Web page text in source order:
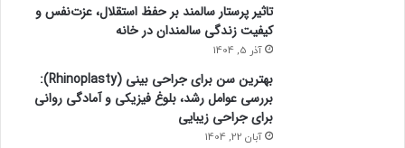
تاثیر پرستار سالمند بر حفظ استقلال، عزت‌نفس و
کیفیت زندگی سالمندان در خانه
آذر 5, 1404
بهترین سن برای جراحی بینی (Rhinoplasty):
بررسی عوامل رشد، بلوغ فیزیکی و آمادگی روانی
برای جراحی زیبایی
آبان 22, 1404